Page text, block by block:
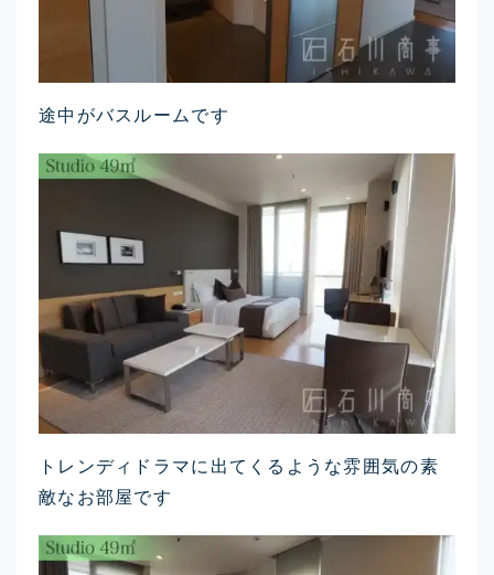
途中がバスルームです
トレンディドラマに出てくるような雰囲気の素
敵なお部屋です